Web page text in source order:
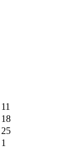
11
18
25
1